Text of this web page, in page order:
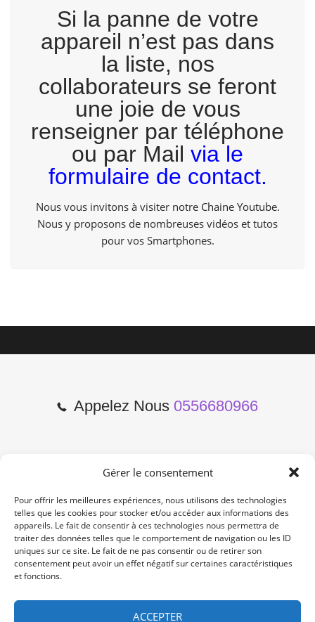
Gérer le consentement
Pour offrir les meilleures expériences, nous utilisons des technologies
telles que les cookies pour stocker et/ou accéder aux informations des
appareils. Le fait de consentir à ces technologies nous permettra de
traiter des données telles que le comportement de navigation ou les ID
uniques sur ce site. Le fait de ne pas consentir ou de retirer son
consentement peut avoir un effet négatif sur certaines caractéristiques
et fonctions.
ACCEPTER
Si la panne de votre
appareil n’est pas dans
la liste, nos
collaborateurs se feront
une joie de vous
renseigner par téléphone
ou par Mail via le
formulaire de contact.
Nous vous invitons à visiter notre Chaine Youtube.
Nous y proposons de nombreuses vidéos et tutos
pour vos Smartphones.
Appelez Nous 0556680966
2 Cours de l'Yser 33800
Bordeaux
Lun-Samedi: 10:00 -19:00
Non Stop
/ /